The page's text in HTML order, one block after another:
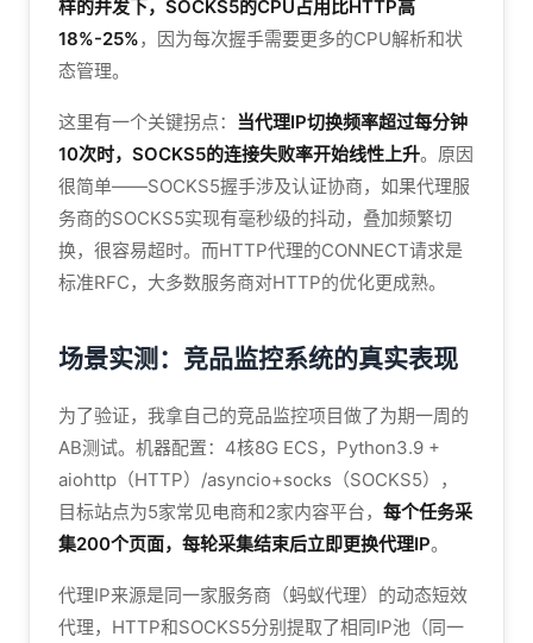
样的并发下，SOCKS5的CPU占用比HTTP高
18%-25%，因为每次握手需要更多的CPU解析和状
态管理。
这里有一个关键拐点： 当代理IP切换频率超过每分钟
10次时，SOCKS5的连接失败率开始线性上升。原因
很简单——SOCKS5握手涉及认证协商，如果代理服
务商的SOCKS5实现有毫秒级的抖动，叠加频繁切
换，很容易超时。而HTTP代理的CONNECT请求是
标准RFC，大多数服务商对HTTP的优化更成熟。
场景实测：竞品监控系统的真实表现
为了验证，我拿自己的竞品监控项目做了为期一周的
AB测试。机器配置：4核8G ECS，Python3.9 +
aiohttp（HTTP）/asyncio+socks（SOCKS5），
目标站点为5家常见电商和2家内容平台， 每个任务采
集200个页面，每轮采集结束后立即更换代理IP。
代理IP来源是同一家服务商（蚂蚁代理）的动态短效
代理，HTTP和SOCKS5分别提取了相同IP池（同一